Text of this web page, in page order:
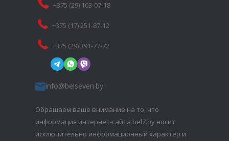
+375 (29) 103-07-18
+375 (17) 251-87-12
+375 (29) 391-77-72
info@belseven.by
Обращаем ваше внимание на то, что
информация интернет-сайта bel7.by носит
исключительно информационный характер и